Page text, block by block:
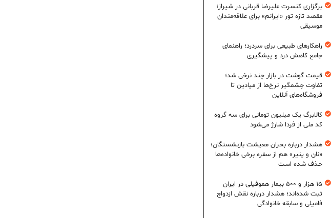
برگزاری کنسرت علیرضا قربانی در شیراز؛
مقصد تازه تور «ایرانم» برای علاقه‌مندان
موسیقی
راهکارهای طبیعی برای سردرد؛ راهنمای
جامع کاهش درد و پیشگیری
قیمت گوشت در بازار چند نرخی شد؛
تفاوت چشمگیر نرخ‌ها از میادین تا
فروشگاه‌های آنلاین
کالابرگ یک میلیون تومانی برای سه گروه
کد ملی از فردا شارژ می‌شود
هشدار درباره بحران معیشت بازنشستگان؛
«نان و پنیر» هم از سفره برخی خانواده‌ها
حذف شده است
۱۵ هزار و ۵۰۰ بیمار هموفیلی در ایران
ثبت شده‌اند؛ هشدار درباره نقش ازدواج
فامیلی و سابقه خانوادگی